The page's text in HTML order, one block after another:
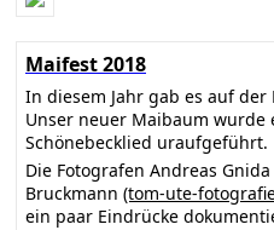
Maifest 2018
In diesem Jahr gab es auf
Unser neuer Maibaum wurde
Schönebecklied uraufgeführt.
Die Fotografen Andreas
Bruckmann (tom-ute-
ein paar Eindrücke